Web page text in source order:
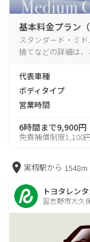
基本料金プラン（
スタンダード・ミ
捨てなどの詳細は、
代表車種
ボディタイプ
営業時間
6時間まで9,900円
免責補償制度1,100
実籾駅から 1548m
トヨタレン
習志野市大久